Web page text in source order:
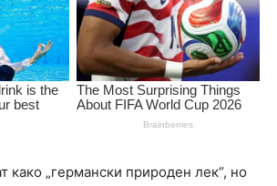
како „германски природен лек“, но